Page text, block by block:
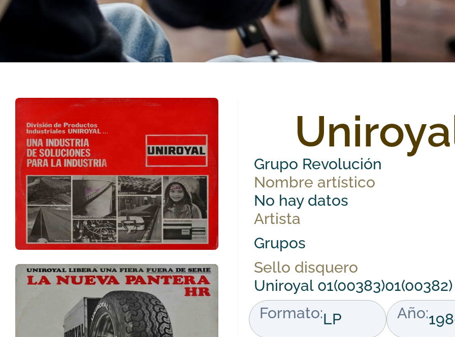
Grupo Revolución
Nombre artístico
No hay datos
Artista
Grupos
Sello disquero
Uniroyal 01(00383)01(00382)
Formato:LP Año: